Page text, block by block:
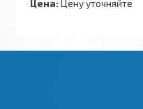
Цена: Цену уточняйте